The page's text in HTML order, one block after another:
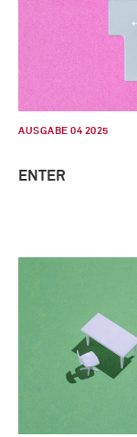
AUSGABE 04 2025
ENTER